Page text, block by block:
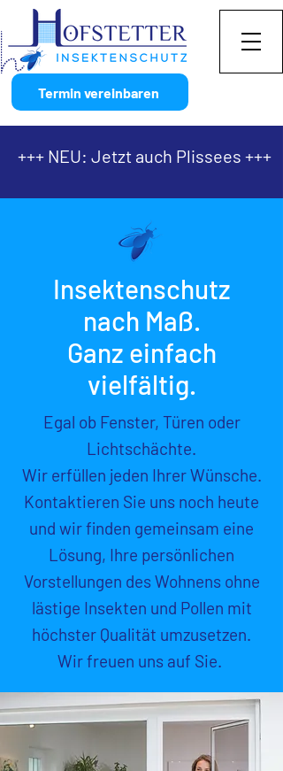
Termin vereinbaren
+++ NEU: Jetzt auch Plissees +++
Insektenschutz
nach Maß.
Ganz einfach
vielfältig.
Egal ob Fenster, Türen oder
Lichtschächte.
Wir erfüllen jeden Ihrer Wünsche.
Kontaktieren Sie uns noch heute
und wir finden gemeinsam eine
Lösung, Ihre persönlichen
Vorstellungen des Wohnens ohne
lästige Insekten und Pollen mit
höchster Qualität umzusetzen.
Wir freuen uns auf Sie.